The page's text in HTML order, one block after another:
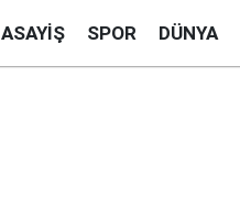
ASAYIŞ SPOR DÜNYA